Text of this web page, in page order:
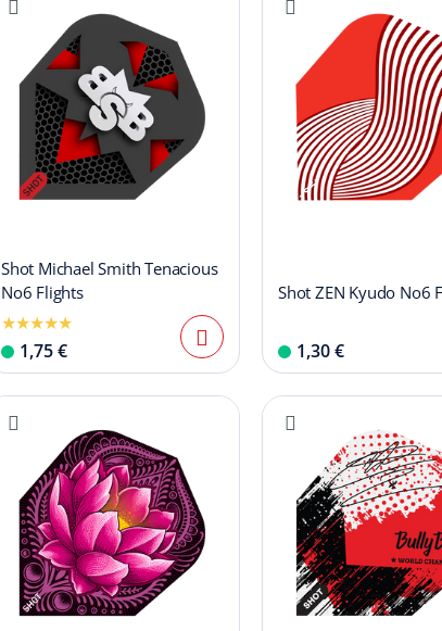
Shot Michael Smith Tenacious
No6 Flights
1,75 €
Shot ZEN Kyudo No6
1,30 €